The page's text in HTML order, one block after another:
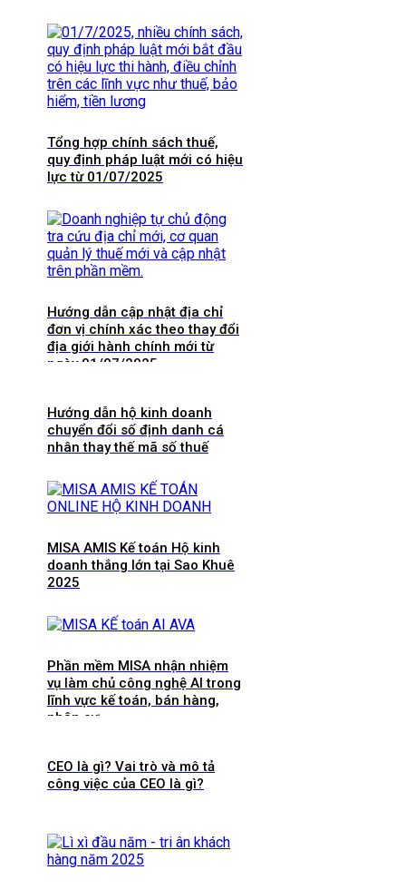
Tổng hợp chính sách thuế,
quy định pháp luật mới có hiệu
lực từ 01/07/2025
Hướng dẫn cập nhật địa chỉ
đơn vị chính xác theo thay đổi
địa giới hành chính mới từ
ngày 01/07/2025
Hướng dẫn hộ kinh doanh
chuyển đổi số định danh cá
nhân thay thế mã số thuế
MISA AMIS Kế toán Hộ kinh
doanh thắng lớn tại Sao Khuê
2025
Phần mềm MISA nhận nhiệm
vụ làm chủ công nghệ AI trong
lĩnh vực kế toán, bán hàng,
nhân sự…
CEO là gì? Vai trò và mô tả
công việc của CEO là gì?